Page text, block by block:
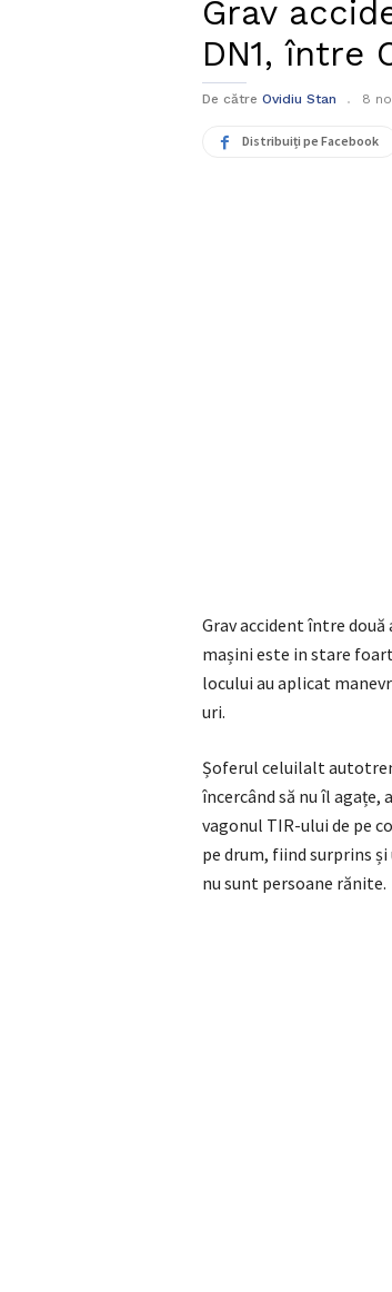
Grav
DN1, între
De către Ovidiu Stan 8
Distribuiți pe Facebook
Grav accident între
mașini este in stare
locului au aplicat
uri.
Șoferul celuilalt autotren
încercând să nu îl agațe,
vagonul TIR-ului de pe
pe drum, fiind surprins
nu sunt persoane rănite.